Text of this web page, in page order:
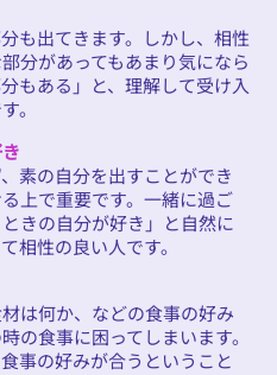
も出てきます。しかし、相性
分があってもあまり気になら
もある」と、理解して受け入
。
素の自分を出すことができ
上で重要です。一緒に過ご
きの自分が好き」と自然に
相性の良い人です。
は何か、などの食事の好み
の食事に困ってしまいます。
事の好みが合うということ